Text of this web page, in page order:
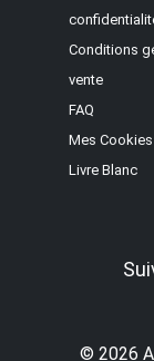
Conditions
vente
FAQ
Mes Cookies
Livre Blanc
© 2026